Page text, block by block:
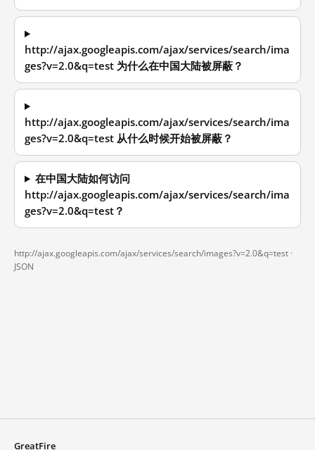
http://ajax.googleapis.com/ajax/services/search/ima
ges?v=2.0&q=test 为什么在中国大陆被屏蔽？
http://ajax.googleapis.com/ajax/services/search/ima
ges?v=2.0&q=test 从什么时候开始被屏蔽？
在中国大陆如何访问
http://ajax.googleapis.com/ajax/services/search/ima
ges?v=2.0&q=test？
http://ajax.googleapis.com/ajax/services/search/images?v=2.0&q=test ·
JSON
GreatFire